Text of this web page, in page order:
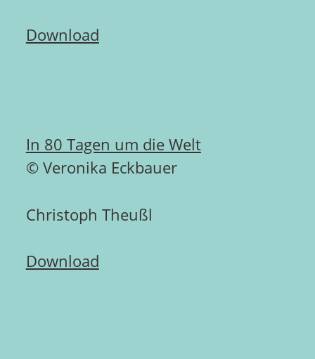
Download
In 80 Tagen um die Welt
© Veronika Eckbauer
Christoph Theußl
Download